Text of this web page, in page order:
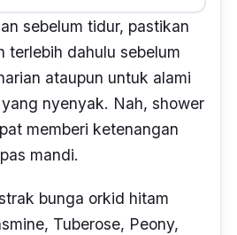
sebelum tidur, pastikan
terlebih dahulu sebelum
ataupun untuk alami
nyenyak. Nah, shower
memberi ketenangan
mandi.
bunga orkid hitam
Tuberose, Peony,